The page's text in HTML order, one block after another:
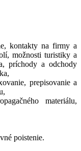
kontakty na firmy a
možnosti turistiky a
príchody a odchody
prepisovanie a
materiálu,
poistenie.